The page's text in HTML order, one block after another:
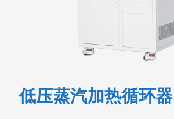
低压蒸汽加热循环器